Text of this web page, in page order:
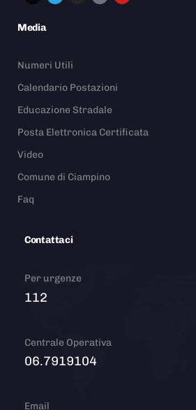
Media
Numeri Utili
Calendario Postazioni
Educazione Stradale
Posta Elettronica Certificata
Video
Comune di Ciampino
Faq
Contattaci
Per urgenze
112
Centrale Operativa
06.7919104
Email